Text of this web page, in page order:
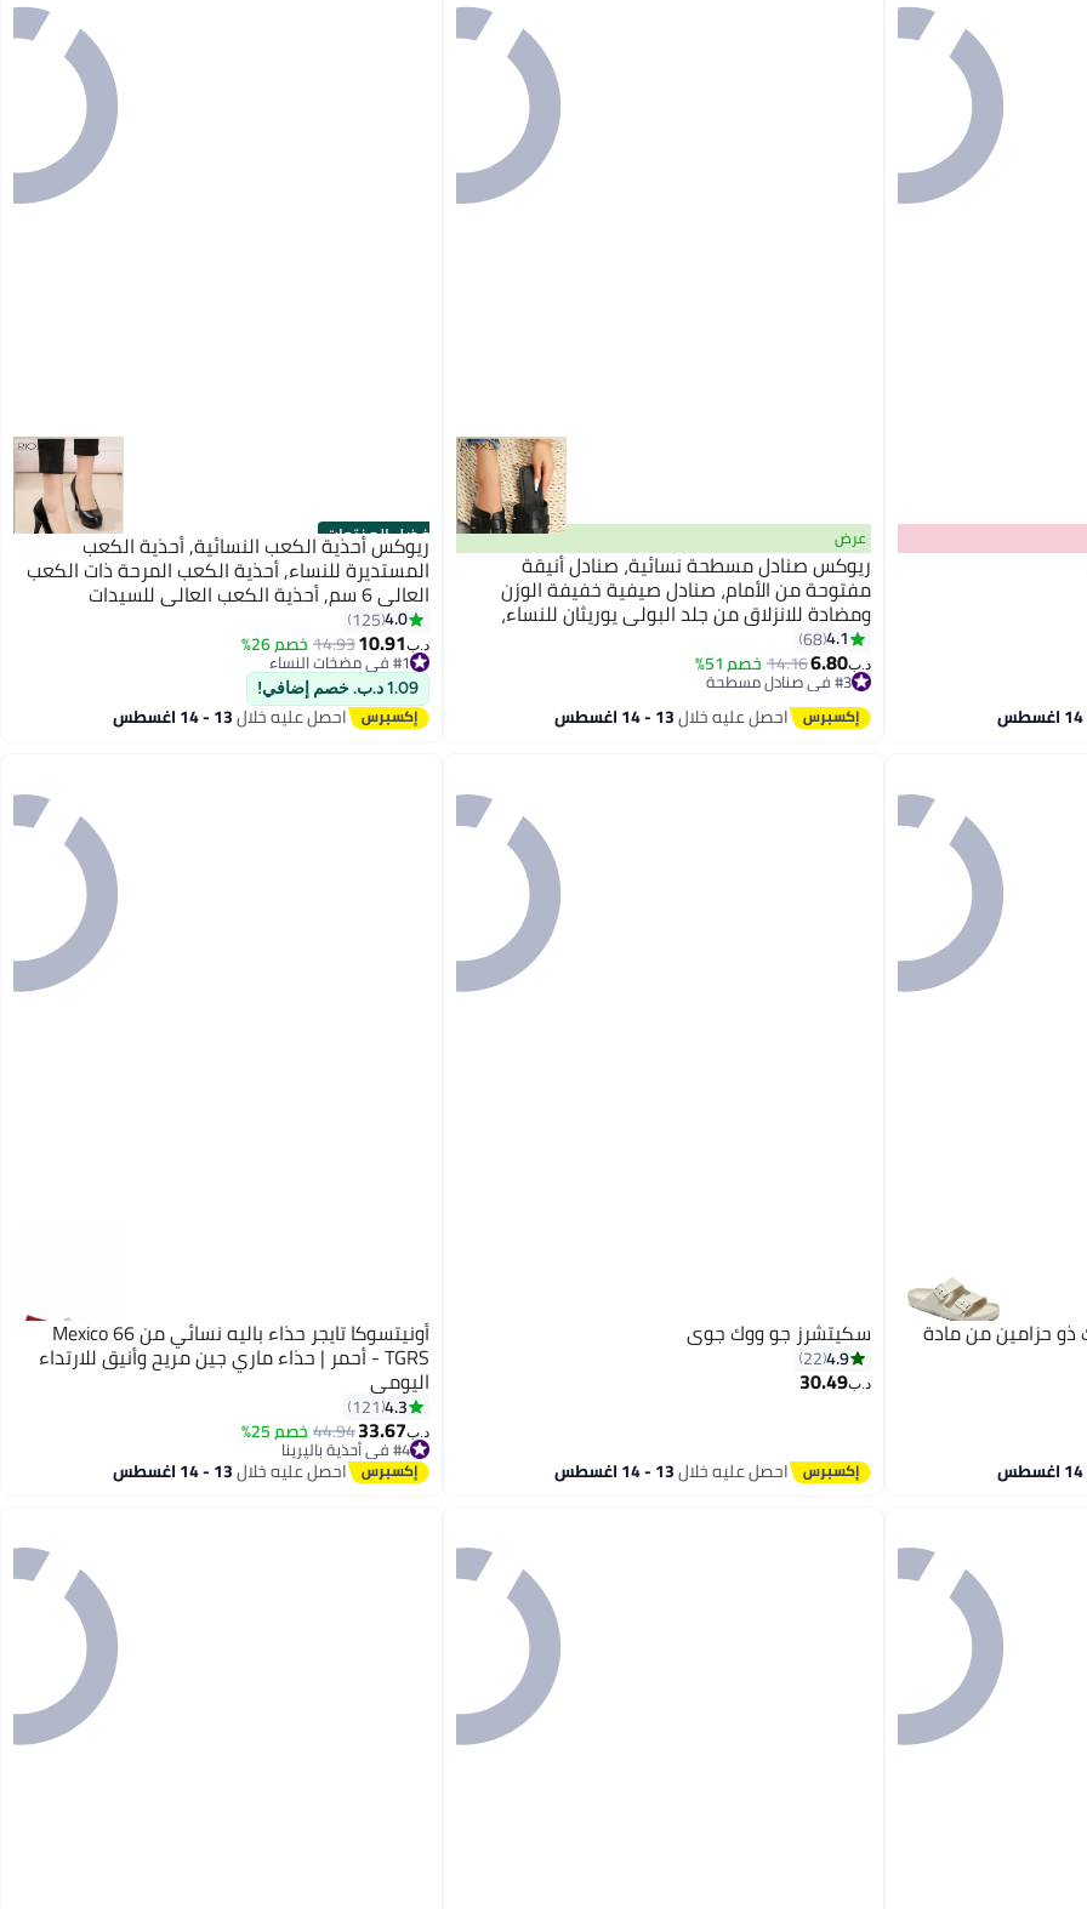
5
عرض
ريوكس صنادل مسطحة نسائية، صنادل أنيقة
مفتوحة من الأمام، صنادل صيفية خفيفة الوزن
ومضادة للانزلاق من جلد البولي يوريثان للنساء،
صنادل شاطئية عصرية بأشرطة متقاطعة، صنادل
مريحة بنعل ناعم، للاستخدام المنزلي الداخلي
والخارجي، أسود
4.1
68
د.ب‏6.80
14.16خصم 51%
#3 في صنادل مسطحة
#3 في صنادل مسطحة
احصل عليه خلال13 - 14 اغسطس
أفضل المنتجات
ريوكس أحذية الكعب النسائية, أحذية الكعب
المستديرة للنساء, أحذية الكعب المرحة ذات الكعب
العالي 6 سم, أحذية الكعب العالي للسيدات
مضخمات الأحذية, أحذية الكعب الكلاسيكية لحفلة
الزفاف حفلة الرقص أو مكتب العمل الأعمال
الرسمية في بعض الأحيان
4.0
125
د.ب‏10.91
14.93 خصم 26% #1 في مضخات النساء
تم بيع +10 مؤخرًا
#1 في مضخات النساء
1.09 د.ب. خصم إضافي!
احصل عليه خلال13 - 14 اغسطس
حزامين من مادة سكيتشرز جو ووك جوي
4.9
22
د.ب‏30.49
احصل عليه خلال13 - 14 اغسطس
13
أونيتسوكا تايجر حذاء باليه نسائي من Mexico 66
TGRS - أحمر | حذاء ماري جين مريح وأنيق للارتداء
اليومي
4.3
121
د.ب‏33.67
44.94 خصم 25%
#4 في أحذية باليرينا
#4 في أحذية باليرينا احصل عليه خلال13 - 14 اغسطس